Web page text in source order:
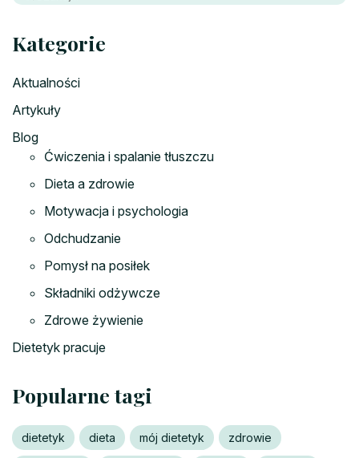
Kategorie
Aktualności
Artykuły
Blog
Ćwiczenia i spalanie tłuszczu
Dieta a zdrowie
Motywacja i psychologia
Odchudzanie
Pomysł na posiłek
Składniki odżywcze
Zdrowe żywienie
Dietetyk pracuje
Popularne tagi
dietetyk dieta mój dietetyk zdrowie